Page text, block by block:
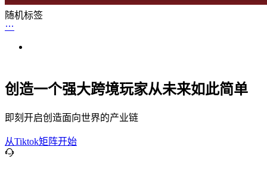
随机标签
创造一个强大跨境玩家从未来如此简单
即刻开启创造面向世界的产业链
从Tiktok矩阵开始